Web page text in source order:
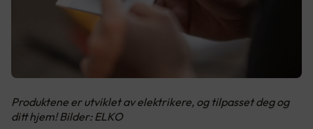
Produktene er utviklet av elektrikere, og tilpasset deg og
ditt hjem! Bilder: ELKO